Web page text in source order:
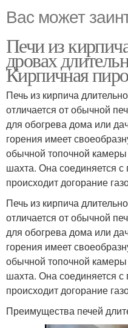
Вас может
Печи из
дровах
Кирпичная
Печь из кирпича
отличается от обычной
для обогрева дома или
горения имеет
обычной топочной
шахта. Она соединяется
происходит догорание
Печь из кирпича
отличается от обычной
для обогрева дома или
горения имеет
обычной топочной
шахта. Она соединяется
происходит догорание
Преимущества печей